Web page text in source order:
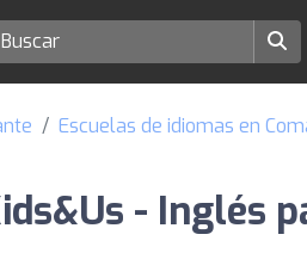
Escuelas de idiomas en
- Inglés